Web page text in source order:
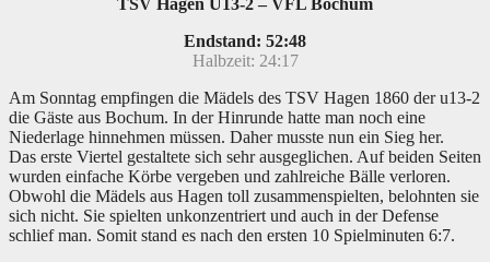
TSV Hagen U13-2 – VFL Bochum
Endstand: 52:48
Halbzeit: 24:17
Am Sonntag empfingen die Mädels des TSV Hagen 1860 der u13-2
die Gäste aus Bochum. In der Hinrunde hatte man noch eine
Niederlage hinnehmen müssen. Daher musste nun ein Sieg her.
Das erste Viertel gestaltete sich sehr ausgeglichen. Auf beiden Seiten
wurden einfache Körbe vergeben und zahlreiche Bälle verloren.
Obwohl die Mädels aus Hagen toll zusammenspielten, belohnten sie
sich nicht. Sie spielten unkonzentriert und auch in der Defense
schlief man. Somit stand es nach den ersten 10 Spielminuten 6:7.